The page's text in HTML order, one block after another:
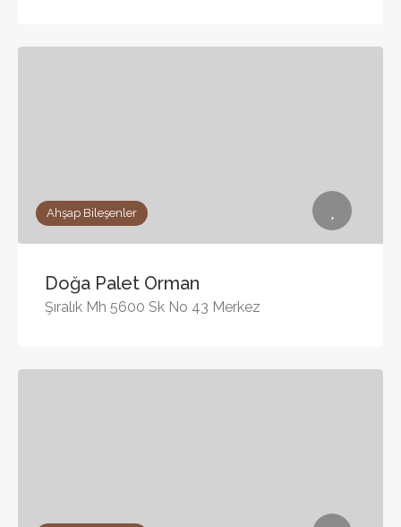
Ahşap Bileşenler
Doğa Palet Orman
Şıralık Mh 5600 Sk No 43 Merkez